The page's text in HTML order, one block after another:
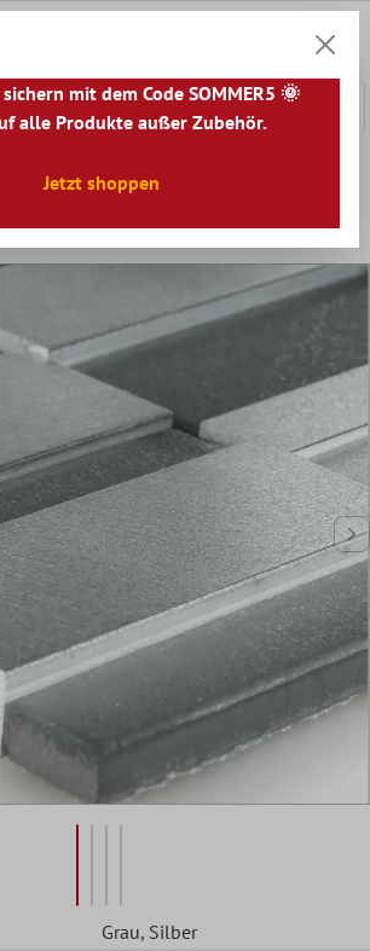
Metall Silber Mix
Grau, Silber
mit dem Code SOMMER5 🌞
alle Produkte außer Zubehör.
Jetzt shoppen